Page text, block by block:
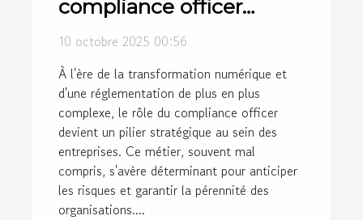
compliance officer
façonne-t-il l'avenir des
10 octobre 2025 00:56
À l'ère de la transformation numérique et
d'une réglementation de plus en plus
complexe, le rôle du compliance officer
devient un pilier stratégique au sein des
entreprises. Ce métier, souvent mal
compris, s'avère déterminant pour anticiper
les risques et garantir la pérennité des
organisations....